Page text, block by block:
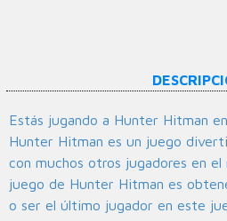
Estás jugando a Hunter Hitman
Hunter Hitman es un juego
con muchos otros jugadores en
juego de Hunter Hitman es
o ser el último jugador en este